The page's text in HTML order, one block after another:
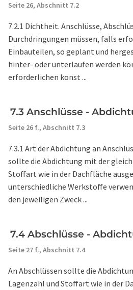
Seite 26, Abschnitt 7.2
7.2.1 Dichtheit. Anschlüsse,
Durchdringungen müssen, falls
Einbauteilen, so geplant und
hinter- oder unterlaufen werden
erforderlichen konst ...
7.3 Anschlüsse -
Seite 26 f., Abschnitt 7.3
7.3.1 Art der Abdichtung an
sollte die Abdichtung mit der
Stoffart wie in der Dachfläche
unterschiedliche Werkstoffe
den jeweiligen Zweck ...
7.4 Abschlüsse -
Seite 27 f., Abschnitt 7.4
An Abschlüssen sollte die
Lagenzahl und Stoffart wie in der